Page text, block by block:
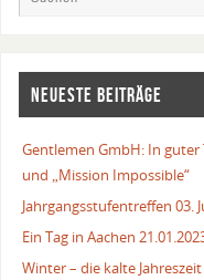
NEUESTE BEITRÄGE
Gentlemen GmbH: In
und „Mission Impossible“
Jahrgangsstufentreffen 03.
Ein Tag in Aachen
Winter – die kalte Jahreszeit